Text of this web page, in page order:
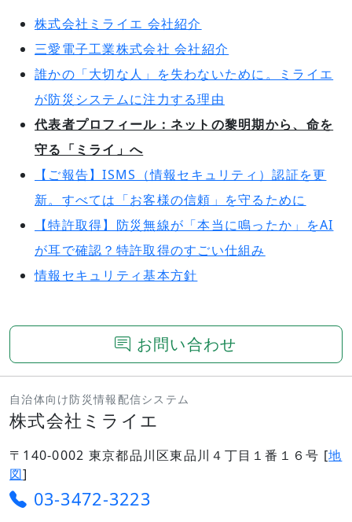
株式会社ミライエ 会社紹介
三愛電子工業株式会社 会社紹介
誰かの「大切な人」を失わないために。ミライエ
が防災システムに注力する理由
代表者プロフィール：ネットの黎明期から、命を
守る「ミライ」へ
【ご報告】ISMS（情報セキュリティ）認証を更
新。すべては「お客様の信頼」を守るために
【特許取得】防災無線が「本当に鳴ったか」をAI
が耳で確認？特許取得のすごい仕組み
情報セキュリティ基本方針
お問い合わせ
自治体向け防災情報配信システム
株式会社ミライエ
〒140-0002 東京都品川区東品川４丁目１番１６号 [地
図]
03-3472-3223